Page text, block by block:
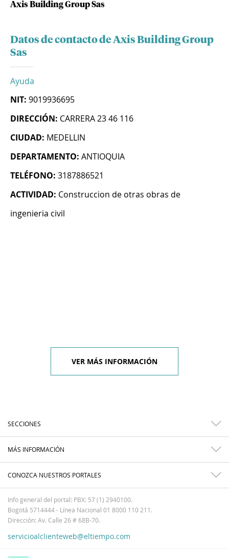
Axis Building Group Sas
Datos de contacto de Axis Building Group
Sas
Ayuda
NIT: 9019936695
DIRECCIÓN: CARRERA 23 46 116
CIUDAD: MEDELLIN
DEPARTAMENTO: ANTIOQUIA
TELÉFONO: 3187886521
ACTIVIDAD: Construccion de otras obras de
ingenieria civil
VER MÁS INFORMACIÓN
SECCIONES
MÁS INFORMACIÓN
CONOZCA NUESTROS PORTALES
Info general del portal: PBX: 57 (1) 2940100.
Bogotá 5714444 - Línea Nacional 01 8000 110 211.
Dirección: Av. Calle 26 # 68B-70.
servicioalclienteweb@eltiempo.com